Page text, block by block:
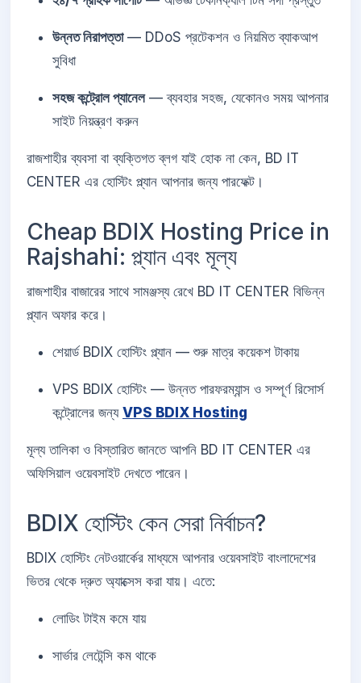
উন্নত নিরাপত্তা— DDoS প্রটেকশন ও নিয়মিত ব্যাকআপ
সুবিধা
সহজ কন্ট্রোল প্যানেল— ব্যবহার সহজ, যেকোনও সময় আপনার
সাইট নিয়ন্ত্রণ করুন
রাজশাহীর ব্যবসা বা ব্যক্তিগত ব্লগ যাই হোক না কেন, BD IT
CENTER এর হোস্টিং প্ল্যান আপনার জন্য পারফেক্ট।
Cheap BDIX Hosting Price in
Rajshahi: প্ল্যান এবং মূল্য
রাজশাহীর বাজারের সাথে সামঞ্জস্য রেখে BD IT CENTER বিভিন্ন
প্ল্যান অফার করে।
শেয়ার্ড BDIX হোস্টিং প্ল্যান — শুরু মাত্র কয়েকশ টাকায়
VPS BDIX হোস্টিং — উন্নত পারফরম্যান্স ও সম্পূর্ণ রিসোর্স
কন্ট্রোলের জন্য VPS BDIX Hosting
মূল্য তালিকা ও বিস্তারিত জানতে আপনি BD IT CENTER এর
অফিসিয়াল ওয়েবসাইট দেখতে পারেন।
BDIX হোস্টিং কেন সেরা নির্বাচন?
BDIX হোস্টিং নেটওয়ার্কের মাধ্যমে আপনার ওয়েবসাইট বাংলাদেশের
ভিতর থেকে দ্রুত অ্যাক্সেস করা যায়। এতে:
লোডিং টাইম কমে যায়
সার্ভার লেটেন্সি কম থাকে